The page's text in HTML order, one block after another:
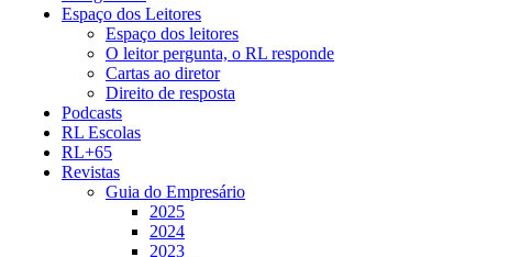
Espaço dos Leitores
Espaço dos leitores
O leitor pergunta, o RL responde
Cartas ao diretor
Direito de resposta
Podcasts
RL Escolas
RL+65
Revistas
Guia do Empresário
2025
2024
2023